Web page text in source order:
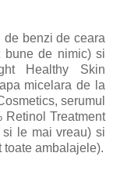
de benzi de ceara
bune de nimic) si
Healthy Skin
micelara de la
serumul
Treatment
le mai vreau) si
toate ambalajele).